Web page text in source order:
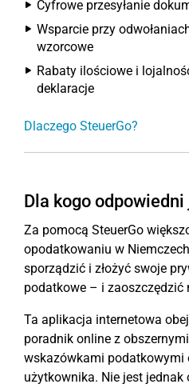
Cyfrowe przesyłanie
Wsparcie przy
wzorcowe
Rabaty ilościowe i
deklaracje
Dlaczego SteuerGo?
Dla kogo
Za pomocą SteuerGo
opodatkowaniu w
sporządzić i złożyć swoje
podatkowe – i zaoszczędzić
Ta aplikacja internetowa
poradnik online z
wskazówkami podatkowymi
użytkownika. Nie jest